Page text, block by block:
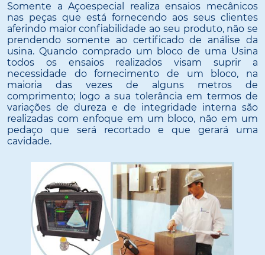
Somente a Açoespecial realiza ensaios mecânicos
nas peças que está fornecendo aos seus clientes
aferindo maior confiabilidade ao seu produto, não se
prendendo somente ao certificado de análise da
usina. Quando comprado um bloco de uma Usina
todos os ensaios realizados visam suprir a
necessidade do fornecimento de um bloco, na
maioria das vezes de alguns metros de
comprimento; logo a sua tolerância em termos de
variações de dureza e de integridade interna são
realizadas com enfoque em um bloco, não em um
pedaço que será recortado e que gerará uma
cavidade.